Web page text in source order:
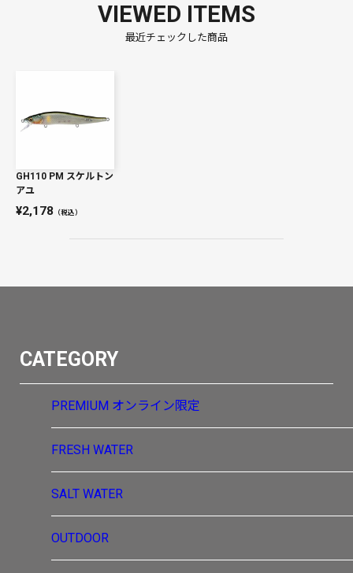
VIEWED ITEMS
最近チェックした商品
GH110 PM スケルトン
アユ
2,178 （税込）
CATEGORY
PREMIUM オンライン限定
FRESH WATER
SALT WATER
OUTDOOR